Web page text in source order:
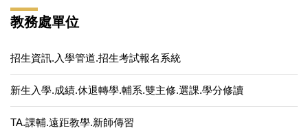
教務處單位
招生資訊.入學管道.招生考試報名系統
新生入學.成績.休退轉學.輔系.雙主修.選課.學分修讀
TA.課輔.遠距教學.新師傳習